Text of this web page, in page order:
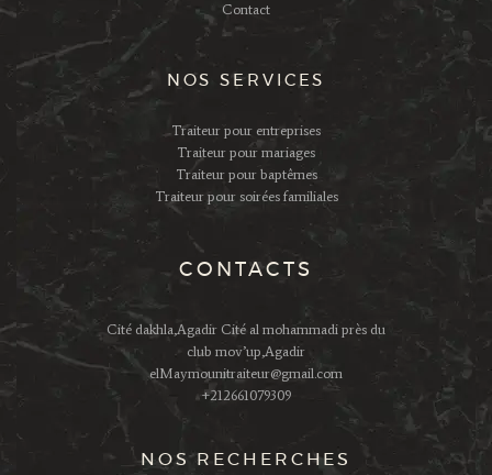
Contact
NOS SERVICES
Traiteur pour entreprises
Traiteur pour mariages
Traiteur pour baptêmes
Traiteur pour soirées familiales
CONTACTS
Cité dakhla,Agadir Cité al mohammadi près du
club mov’up,Agadir
elMaymounitraiteur@gmail.com
+212661079309
NOS RECHERCHES